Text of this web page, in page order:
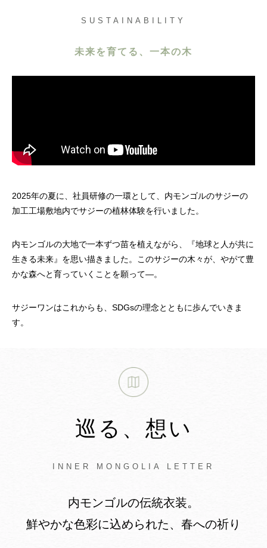
SUSTAINABILITY
未来を育てる、一本の木
2025年の夏に、社員研修の一環として、内モンゴルのサジーの
加工工場敷地内でサジーの植林体験を行いました。
内モンゴルの大地で一本ずつ苗を植えながら、『地球と人が共に
生きる未来』を思い描きました。このサジーの木々が、やがて豊
かな森へと育っていくことを願って―。
サジーワンはこれからも、SDGsの理念とともに歩んでいきま
す。
巡る、想い
INNER MONGOLIA LETTER
内モンゴルの伝統衣装。
鮮やかな色彩に込められた、春への祈り